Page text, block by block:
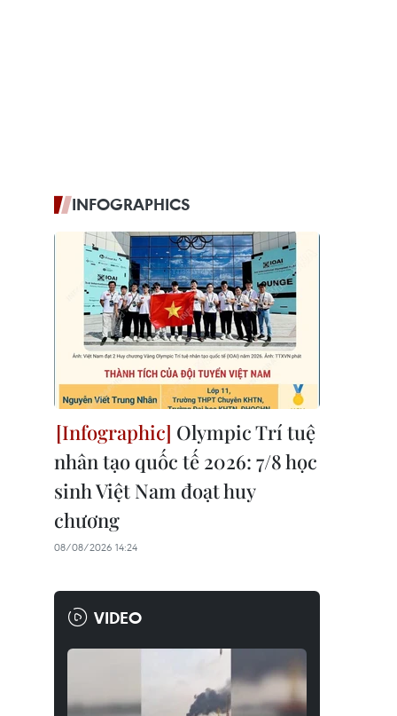
INFOGRAPHICS
Olympic Trí tuệ
nhân tạo quốc tế 2026: 7/8 học
sinh Việt Nam đoạt huy
chương
08/08/2026 14:24
VIDEO